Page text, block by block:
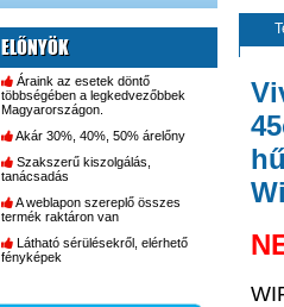
ELŐNYÖK
Áraink az esetek döntő
többségében a legkedvezőbbek
Magyarországon.
Akár 30%, 40%, 50% árelőny
Szakszerű kiszolgálás,
tanácsadás
A weblapon szereplő összes
termék raktáron van
Látható sérülésekről, elérhető
fényképek